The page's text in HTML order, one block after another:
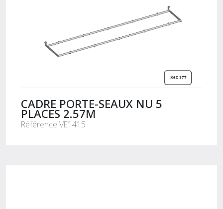
CADRE PORTE-SEAUX NU 5
PLACES 2.57M
Référence VE1415